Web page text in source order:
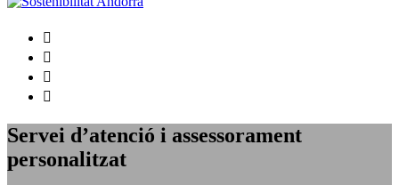
Servei d’atenció i assessorament
personalitzat